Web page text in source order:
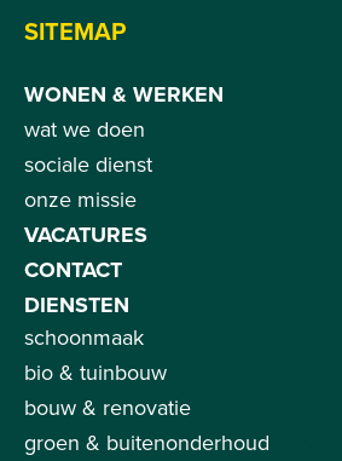
SITEMAP
WONEN & WERKEN
wat we doen
sociale dienst
onze missie
VACATURES
CONTACT
DIENSTEN
schoonmaak
bio & tuinbouw
bouw & renovatie
groen & buitenonderhoud